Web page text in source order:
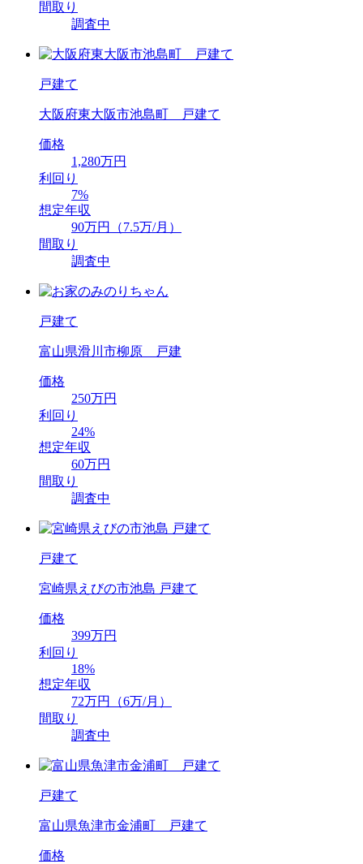
間取り
調査中
戸建て
大阪府東大阪市池島町 戸建て
価格
1,280万円
利回り
7%
想定年収
90万円（7.5万/月）
間取り
調査中
戸建て
富山県滑川市柳原 戸建
価格
250万円
利回り
24%
想定年収
60万円
間取り
調査中
戸建て
宮崎県えびの市池島 戸建て
価格
399万円
利回り
18%
想定年収
72万円（6万/月）
間取り
調査中
戸建て
富山県魚津市金浦町 戸建て
価格